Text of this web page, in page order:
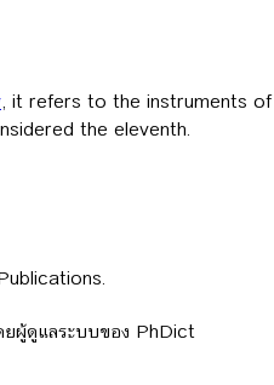
, it refers to the instruments of
the eleventh.
ยผู้ดูแลระบบของ PhDict